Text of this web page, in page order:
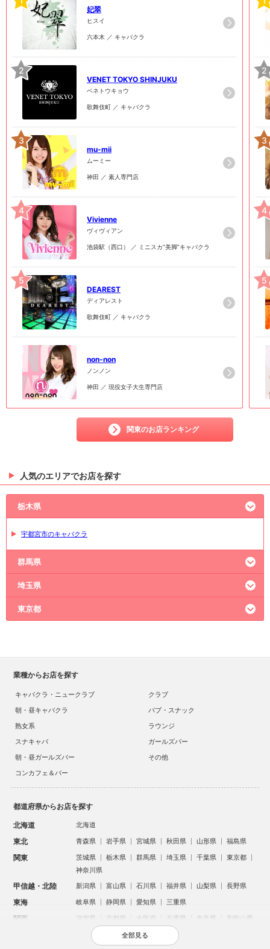
妃翠
ヒスイ
六本木 ／ キャバクラ
2
VENET TOKYO SHINJUKU
ベネトウキョウ
歌舞伎町 ／ キャバクラ
3
mu-mii
ムーミー
神田 ／ 素人専門店
4
Vivienne
ヴィヴィアン
池袋駅（西口） ／ ミニスカ”美脚”キャバクラ
5
DEAREST
ディアレスト
歌舞伎町 ／ キャバクラ
6
non-non
ノンノン
神田 ／ 現役女子大生専門店
関東のお店ランキング
2
3
4
5
人気のエリアでお店を探す
栃木県
宇都宮市のキャバクラ
群馬県
高崎市のキャバクラ
埼玉県
大宮のキャバクラ
東京都
上野のキャバクラ 池袋のキャバクラ
神田のキャバクラ
業種からお店を探す
キャバクラ・ニュークラブ
クラブ
朝・昼キャバクラ
パブ・スナック
熟女系
ラウンジ
スナキャバ
ガールズバー
朝・昼ガールズバー
その他
コンカフェ＆バー
都道府県からお店を探す
北海道 北海道
東北 青森県 岩手県 宮城県 秋田県 山形県 福島県
関東 茨城県 栃木県 群馬県 埼玉県 千葉県
東京都
神奈川県
甲信越・北陸 新潟県 富山県 石川県 福井県 山梨県 長野県
東海 岐阜県 静岡県 愛知県 三重県
関西 滋賀県 京都府 大阪府 兵庫県 奈良県 和歌山県
鳥取県 島根県 岡山県 広島県
全部見る